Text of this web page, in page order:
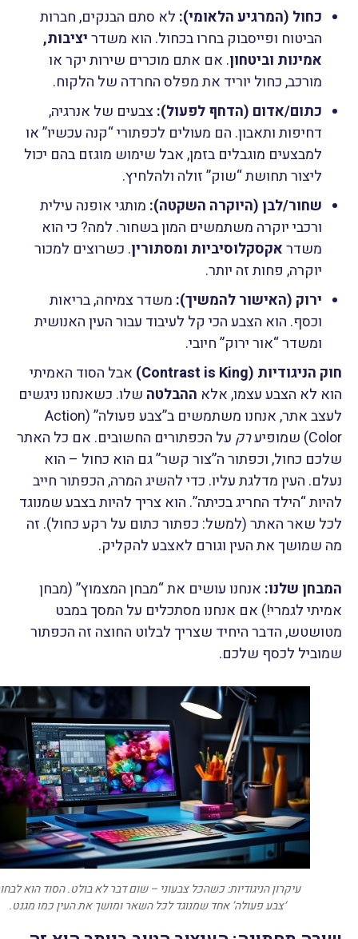
כחול (המרגיע הלאומי): לא סתם הבנקים, חברות
הביטוח ופייסבוק בחרו בכחול. הוא משדריציבות,
אמינות וביטחון. אם אתם מוכרים שירות יקר או
מורכב, כחול יוריד את מפלס החרדה של הלקוח.
כתום/אדום (הדחף לפעול):צבעים של אנרגיה,
דחיפות ותאבון. הם מעולים לכפתורי “קנה עכשיו” או
למבצעים מוגבלים בזמן, אבל שימוש מוגזם בהם יכול
ליצור תחושת “שוק” זולה ולהלחיץ.
שחור/לבן (היוקרה השקטה): מותגי אופנה עילית
ורכבי יוקרה משתמשים המון בשחור. למה? כי הוא
משדראקסקלוסיביות ומסתורין. כשרוצים למכור
יוקרה, פחות זה יותר.
ירוק (האישור להמשיך): משדר צמיחה, בריאות
וכסף. הוא הצבע הכי קל לעיבוד עבור העין האנושית
ומשדר “אור ירוק” חיובי.
חוק הניגודיות (Contrast is King)
אבל הסוד האמיתי
הוא לא הצבע עצמו, אלא ההבלטה שלו. כשאנחנו ניגשים
לעצב אתר, אנחנו משתמשים ב”צבע פעולה” (Action
Color) שמופיע
רק על הכפתורים החשובים. אם כל האתר
שלכם כחול, וכפתור ה”צור קשר” גם הוא כחול – הוא
נעלם. העין מדלגת עליו. כדי להשיג המרה, הכפתור חייב
להיות “הילד החריג בכיתה”. הוא צריך להיות בצבע שמנוגד
לכל שאר האתר (למשל: כפתור כתום על רקע כחול). זה
מה שמושך את העין וגורם לאצבע להקליק.
המבחן שלנו: אנחנו עושים את “מבחן המצמוץ” (מבחן
אמיתי לגמרי!) אם אנחנו מסתכלים על המסך במבט
מטושטש, הדבר היחיד שצריך לבלוט החוצה זה הכפתור
שמוביל לכסף שלכם.
עיקרון הניגודיות: כשהכל צבעוני – שום דבר לא בולט. הסוד הוא
‘צבע פעולה’ אחד שמנוגד לכל השאר ומושך את העין כמו מגנט.